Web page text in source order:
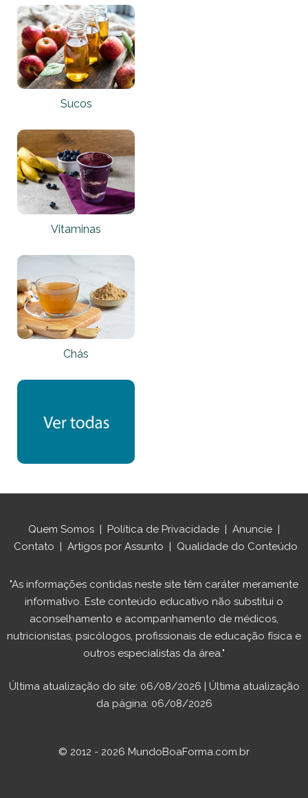
Sucos
Vitaminas
Chás
Quem Somos Política de Privacidade Anuncie
Contato
Artigos por Assunto Qualidade do Conteúdo
"As informações contidas neste site têm caráter meramente
informativo. Este conteúdo educativo não substitui o
aconselhamento e acompanhamento de médicos,
nutricionistas, psicólogos, profissionais de educação física e
outros especialistas da área."
Última atualização do site: 06/08/2026 | Última atualização
da página: 06/08/2026
© 2012 - 2026 MundoBoaForma.com.br